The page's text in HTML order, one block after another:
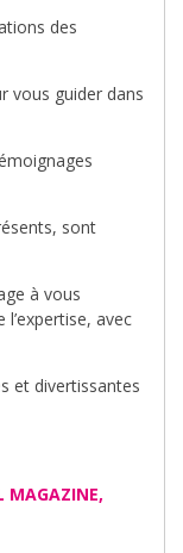
des
vous guider dans
sont
à vous
avec
et divertissantes